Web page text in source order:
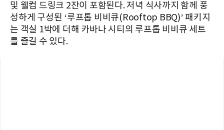
및 웰컴 드링크 2잔이 포함된다. 저녁 식사까지 함께 풍
성하게 구성된 ‘루프톱 비비큐(Rooftop BBQ)’ 패키지
는 객실 1박에 더해 카바나 시티의 루프톱 비비큐 세트
를 즐길 수 있다.